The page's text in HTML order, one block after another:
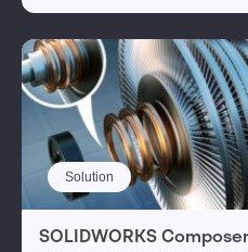
Solution
SOLIDWORKS